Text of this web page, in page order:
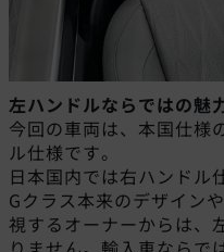
左ハンドルならではの魅
今回の車両は、本国仕様
ル仕様です。
日本国内では右ハンドル
Gクラス本来のデザイン
視するオーナーからは、